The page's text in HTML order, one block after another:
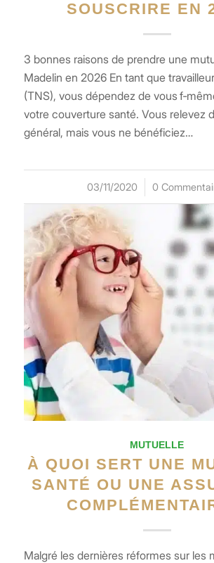
SOUSCRIRE EN
3 bonnes raisons de prendre une
Madelin en 2026 En tant que
(TNS), vous dépendez de vous
votre couverture santé. Vous relevez
général, mais vous ne bénéficiez…
03/11/2020
/ 0
MUTUELLE
À QUOI SERT UNE
SANTÉ OU UNE
Malgré les dernières réformes sur les